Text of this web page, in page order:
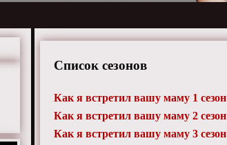
Список сезонов
Как я встретил вашу маму 1 сезон
Как я встретил вашу маму 2 сезон
Как я встретил вашу маму 3 сезон